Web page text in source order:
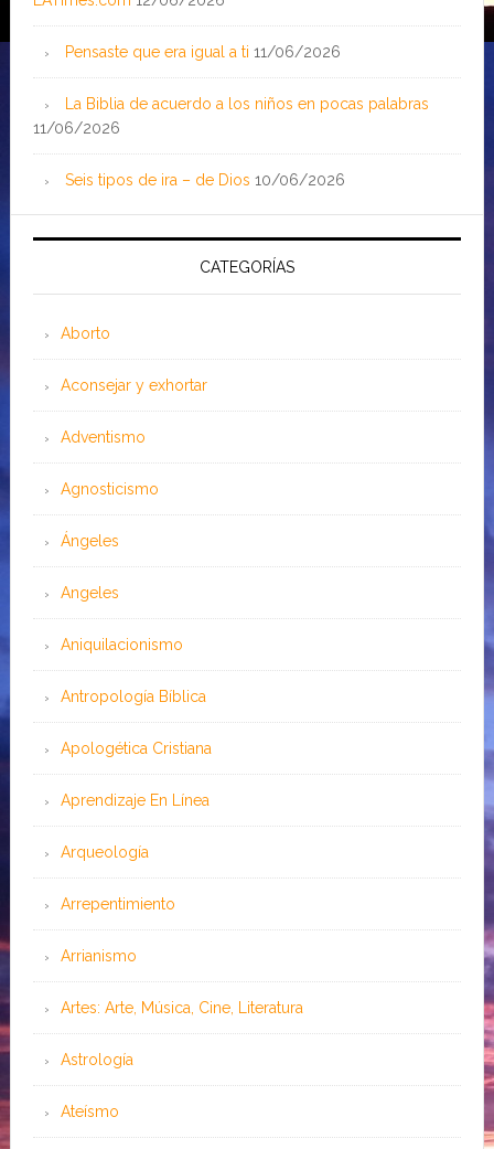
Pensaste que era igual a ti 11/06/2026
La Biblia de acuerdo a los niños en pocas palabras
11/06/2026
Seis tipos de ira – de Dios 10/06/2026
CATEGORÍAS
Aborto
Aconsejar y exhortar
Adventismo
Agnosticismo
Ángeles
Angeles
Aniquilacionismo
Antropología Bíblica
Apologética Cristiana
Aprendizaje En Línea
Arqueología
Arrepentimiento
Arrianismo
Artes: Arte, Música, Cine, Literatura
Astrología
Ateísmo